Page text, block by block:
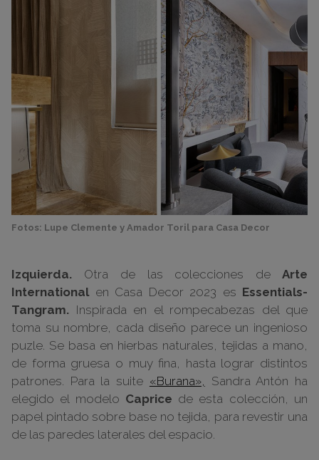
Fotos: Lupe Clemente y Amador Toril para Casa Decor
Izquierda. Otra de las colecciones de Arte
Internationalen Casa Decor 2023 es Essentials-
Tangram. Inspirada en el rompecabezas del que
toma su nombre, cada diseño parece un ingenioso
puzle. Se basa en hierbas naturales, tejidas a mano,
de forma gruesa o muy fina, hasta lograr distintos
patrones. Para la suite «Burana», Sandra Antón ha
elegido el modelo Caprice de esta colección, un
papel pintado sobre base no tejida, para revestir una
de las paredes laterales del espacio.